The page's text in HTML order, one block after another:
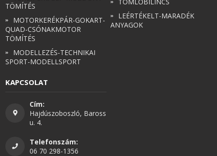
TÖMÍTÉS
MOTORKERÉKPÁR-GOKART-
QUAD-CSÓNAKMOTOR
TÖMÍTÉS
MODELLEZÉS-TECHNIKAI
SPORT-MODELLSPORT
LEÉRTÉKELT-MARADÉK
ANYAGOK
KAPCSOLAT
Cím:
Hajdúszoboszló, Baross
u. 4.
Telefonszám:
06 70 298-1356